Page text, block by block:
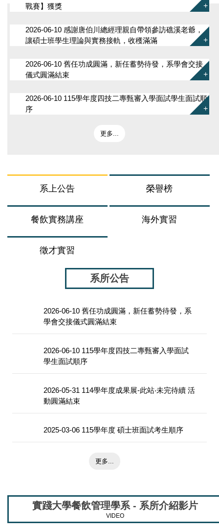
戰賽】獲獎
2026-06-10 感謝唐伯川總經理親自帶領參訪礁溪老爺，
讓碩士班學生理論與實務接軌，收穫滿滿
2026-06-10 舊任功成圓滿，新任蓄勢待發，系學會交接
儀式圓滿結束
2026-06-10 115學年度四技二專甄審入學面試學生面試順
序
更多...
系上公告 榮譽榜
餐飲實務講座 海外實習
徵才實習
系所公告
2026-06-10 舊任功成圓滿，新任蓄勢待發，系
學會交接儀式圓滿結束
2026-06-10 115學年度四技二專甄審入學面試
學生面試順序
2026-05-31 114學年度成果展-此站‧未完待續 活
動圓滿結束
2025-03-06 115學年度 碩士班面試考生順序
更多...
實踐大學餐飲管理學系 - 系所介紹影片
VIDEO